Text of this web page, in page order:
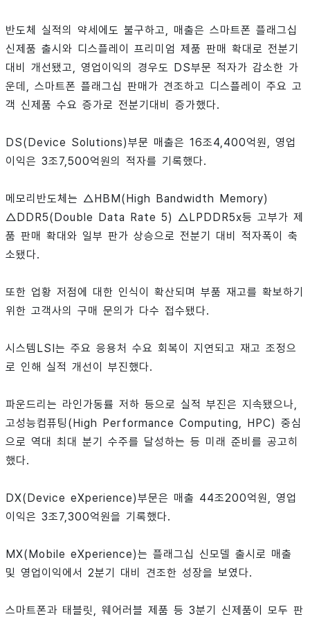
반도체 실적의 약세에도 불구하고, 매출은 스마트폰 플래그십
신제품 출시와 디스플레이 프리미엄 제품 판매 확대로 전분기
대비 개선됐고, 영업이익의 경우도 DS부문 적자가 감소한 가
운데, 스마트폰 플래그십 판매가 견조하고 디스플레이 주요 고
객 신제품 수요 증가로 전분기대비 증가했다.
DS(Device Solutions)부문 매출은 16조4,400억원, 영업
이익은 3조7,500억원의 적자를 기록했다.
메모리반도체는 △HBM(High Bandwidth Memory)
△DDR5(Double Data Rate 5) △LPDDR5x등 고부가 제
품 판매 확대와 일부 판가 상승으로 전분기 대비 적자폭이 축
소됐다.
또한 업황 저점에 대한 인식이 확산되며 부품 재고를 확보하기
위한 고객사의 구매 문의가 다수 접수됐다.
시스템LSI는 주요 응용처 수요 회복이 지연되고 재고 조정으
로 인해 실적 개선이 부진했다.
파운드리는 라인가동률 저하 등으로 실적 부진은 지속됐으나,
고성능컴퓨팅(High Performance Computing, HPC) 중심
으로 역대 최대 분기 수주를 달성하는 등 미래 준비를 공고히
했다.
DX(Device eXperience)부문은 매출 44조200억원, 영업
이익은 3조7,300억원을 기록했다.
MX(Mobile eXperience)는 플래그십 신모델 출시로 매출
및 영업이익에서 2분기 대비 견조한 성장을 보였다.
스마트폰과 태블릿, 웨어러블 제품 등 3분기 신제품이 모두 판